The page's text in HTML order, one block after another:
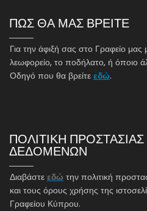
ΠΩΣ ΘΑ ΜΑΣ ΒΡΕΙΤΕ
Για την άφιξή σας στο Γραφείο μας
λεωφορείο, το ποδήλατο, ή όποιο
Οδηγό που θα βρείτε εδώ.
ΠΟΛΙΤΙΚΗ
ΔΕΔΟΜΕΝΩΝ
Διαβάστε εδώ την πολιτική
και τους όρους χρήσης της
Γραφείου Κύπρου.